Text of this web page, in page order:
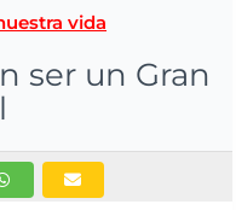
vida
ser un Gran